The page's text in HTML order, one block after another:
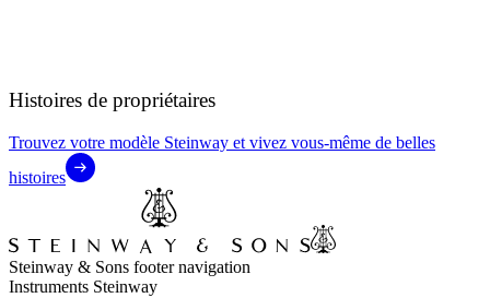
Histoires de propriétaires
Trouvez votre modèle Steinway et vivez vous-même de belles
histoires
Steinway & Sons footer navigation
Instruments Steinway